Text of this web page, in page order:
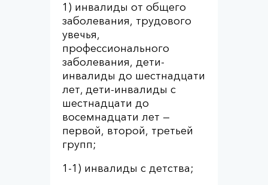
1) инвалиды от общего
заболевания, трудового
увечья,
профессионального
заболевания, дети-
инвалиды до шестнадцати
лет, дети-инвалиды с
шестнадцати до
восемнадцати лет —
первой, второй, третьей
групп;
1-1) инвалиды с детства;